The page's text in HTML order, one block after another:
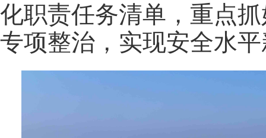
化职责任务清单，重点
专项整治，实现安全水